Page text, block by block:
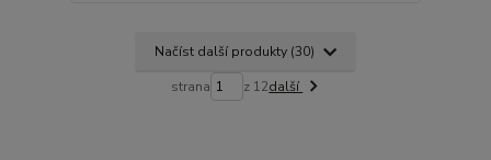
Načíst další produkty (30)
strana z 12další